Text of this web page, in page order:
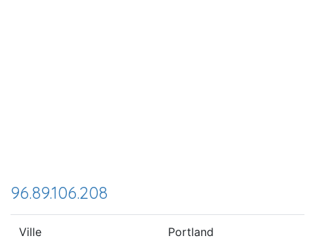
96.89.106.208
Ville Portland